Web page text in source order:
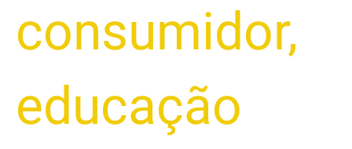
consumidor,
educação